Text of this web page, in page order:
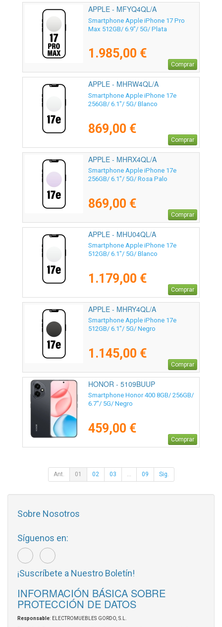
APPLE - MFYQ4QL/A
Smartphone Apple iPhone 17 Pro
Max 512GB/ 6.9"/ 5G/ Plata
1.985,00 €
Comprar
APPLE - MHRW4QL/A
Smartphone Apple iPhone 17e
256GB/ 6.1"/ 5G/ Blanco
869,00 €
Comprar
APPLE - MHRX4QL/A
Smartphone Apple iPhone 17e
256GB/ 6.1"/ 5G/ Rosa Palo
869,00 €
Comprar
APPLE - MHU04QL/A
Smartphone Apple iPhone 17e
512GB/ 6.1"/ 5G/ Blanco
1.179,00 €
Comprar
APPLE - MHRY4QL/A
Smartphone Apple iPhone 17e
512GB/ 6.1"/ 5G/ Negro
1.145,00 €
Comprar
HONOR - 5109BUUP
Smartphone Honor 400 8GB/ 256GB/
6.7"/ 5G/ Negro
459,00 €
Comprar
Ant. 01 02 03 09 Sig.
Sobre Nosotros
Síguenos en:
¡Suscríbete a Nuestro Boletín!
INFORMACIÓN BÁSICA SOBRE
PROTECCIÓN DE DATOS
Responsable: ELECTROMUEBLES GORDO, S.L.